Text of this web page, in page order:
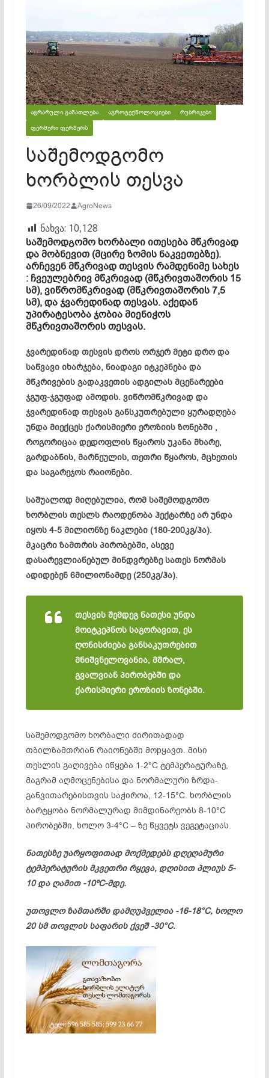
ᲐᲒᲠᲐᲠᲣᲚᲘ ᲒᲐᲜᲐᲗᲚᲔᲑᲐ ᲐᲒᲠᲝᲢᲔᲥᲜᲝᲚᲝᲒᲘᲔᲑᲘ
ᲠᲣᲑᲠᲘᲙᲔᲑᲘ
ᲤᲔᲠᲛᲔᲠᲘ ᲤᲔᲠᲛᲔᲠᲡ
საშემოდგომო
ხორბლის თესვა
26/09/2022 AgroNews
ნახვა: 10,128
საშემოდგომო ხორბალი ითესება მწკრივად
და მობნევით (მცირე ზომის ნაკვეთებზე).
არჩევენ მწკრივად თესვის რამდენიმე სახეს
: ჩვეულებრივ მწკრივად (მწკრივთაშორის 15
სმ), ვიწრომწკრივად (მწკრივთაშორის 7,5
სმ), და ჯვარედინად თესვას. აქედან
უპირატესობა ჯობია მიენიჭოს
მწკრივთაშორის თესვას.
ჯვარედინად თესვის დროს ორჯერ მეტი დრო და
საწვავი იხარჯება, ნიადაგი იტკეპნება და
მწკრივების გადაკვეთის ადგილას მცენარეები
ჯგუფ-ჯგუფად ამოდის. ვიწრომწკრივად და
ჯვარედინად თესვას განსკუთრებული ყურადღება
უნდა მიექცეს ქარისმიერი ეროზიის ზონებში ,
როგორიცაა დედოფლის წყაროს უკანა მხარე,
გარდაბნის, მარნეულის, თეთრი წყაროს, მცხეთის
და საგარეჯოს რაიონები.
საშუალოდ მიღებულია, რომ საშემოდგომო
ხორბლის თესლს რაოდენობა ჰექტარზე არ უნდა
იყოს 4-5 მილიონზე ნაკლები (180-200კგ/ჰა).
მკაცრი ზამთრის პირობებში, ასევე
დასარევლიანებულ მინდვრებზე სათეს ნორმას
ადიდებენ 6მილიონამდე (250კგ/ჰა).
თესვის შემდეგ ნათესი უნდა
მოიტკეპნოს საგორავით, ეს
ღონისძიება განსაკუთრებით
მნიშვნელოვანია, მშრალ,
გვალვიან პირობებში და
ქარისმიერი ეროზიის ზონებში.
საშემოდგომო ხორბალი ძირითადად
თბილზამთრიან რაიონებში მოрყავთ. მისი
თესლის გაღივება იწყება 1-2°C ტემპერატურაზე,
მაგრამ აღმოცენებისა და ნორმალური ზრდა-
განვითარებისთვის საჭიროა, 12-15°C. ხორბლის
ბარტყობა ნორმალურად მიმდინარეობს 8-10°C
პირობებში, ხოლო 3-4°C – ზე წყვეტს ვეგეტაციას.
ნათესზე უარყოფითად მოქმედებს დღეღამური
ტემპერატურის მკვეთრი რყევა, დღისით პლიუს 5-
10 და ღამით -10ºC-მდე.
უთოვლო ზამთარში დამღუპველია -16-18°C, ხოლო
20 სმ თოვლის საფარის ქვეშ -30°C.